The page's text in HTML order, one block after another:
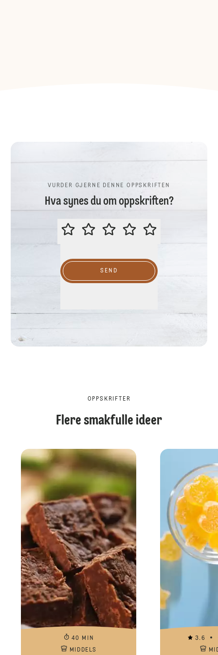
VURDER GJERNE DENNE OPPSKRIFTEN
Hva synes du om oppskriften?
VURDER GJERNE DENNE
SEND
OPPSKRIFTER
Flere smakfulle ideer
40 MIN
MIDDELS
3.6